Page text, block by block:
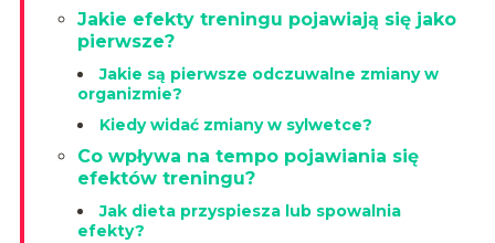
Jakie efekty treningu pojawiają się jako
pierwsze?
Jakie są pierwsze odczuwalne zmiany w
organizmie?
Kiedy widać zmiany w sylwetce?
Co wpływa na tempo pojawiania się
efektów treningu?
Jak dieta przyspiesza lub spowalnia
efekty?